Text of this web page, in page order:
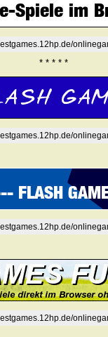
* * * * *